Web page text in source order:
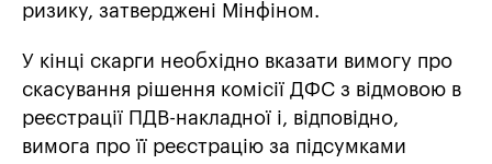
ризику, затверджені Мінфіном.
У кінці скарги необхідно вказати вимогу про
скасування рішення комісії ДФС з відмовою в
реєстрації ПДВ-накладної і, відповідно,
вимога про її реєстрацію за підсумками